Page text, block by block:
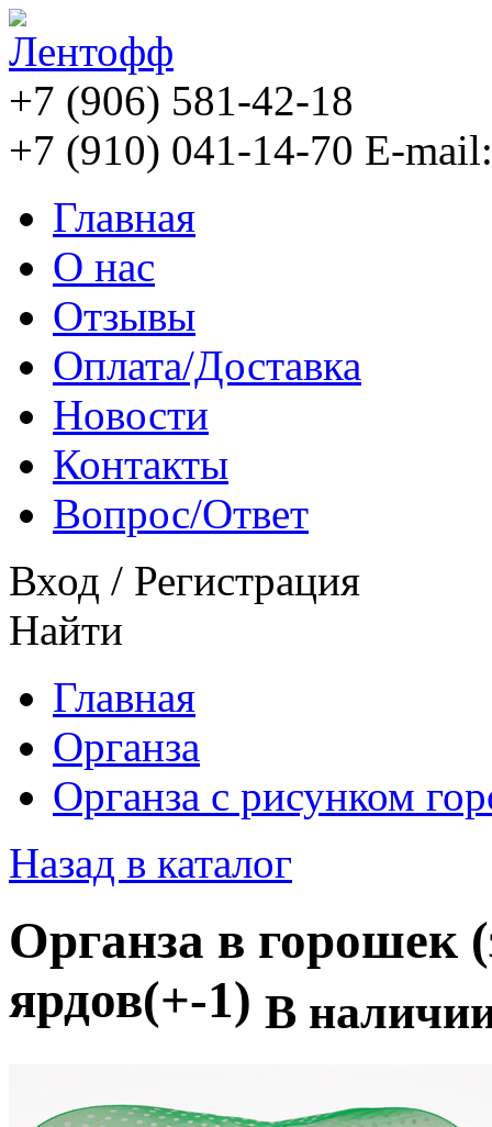
+7 (906) 581-42-18
+7 (910) 041-14-70 E-
Главная
О нас
Отзывы
Оплата/Доставка
Новости
Контакты
Вопрос/Ответ
Вход / Регистрация
Найти
Главная
Органза
Органза с рисунком
Назад в каталог
Органза в горошек
ярдов(+-1) В